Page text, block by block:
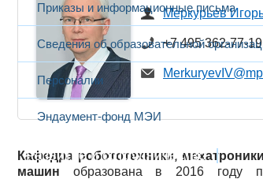
Приказы и информационные письма
Сведения об образовательной
Персоналии
Эндаумент-фонд МЭИ
Развитие и сотрудничество
Меркурьев
+7 495 362-77-19
Кафедра робототехники,
машин образована в 2016 году